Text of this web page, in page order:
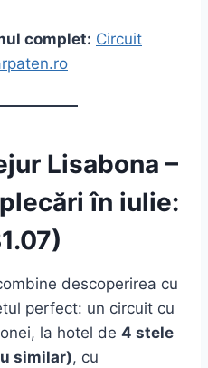
complet: Circuit
Lisabona –
în iulie:
descoperirea cu
perfect: un circuit cu
la hotel de 4 stele
similar), cu